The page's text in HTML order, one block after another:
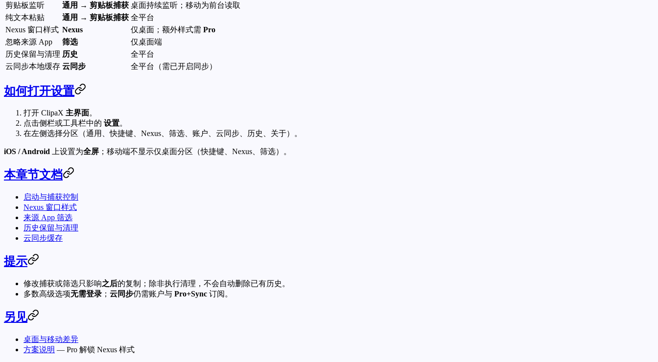
剪贴板监听
通用 → 剪贴板捕获 桌面持续监听；移动为前台读取
纯文本粘贴
通用 → 剪贴板捕获 全平台
Nexus 窗口样式 Nexus 仅桌面；额外样式需 Pro
忽略来源 App
筛选
仅桌面端
历史保留与清理 历史
全平台
云同步本地缓存 云同步 全平台（需已开启同步）
如何打开设置
打开 ClipaX 主界面。
点击侧栏或工具栏中的 设置。
在左侧选择分区（通用、快捷键、Nexus、筛选、账户、云同步、历史、关于）。
iOS / Android 上设置为全屏 ；移动端不显示仅桌面分区（快捷键、Nexus、筛选）。
本章节文档
启动与捕获控制
Nexus 窗口样式
来源 App 筛选
历史保留与清理
云同步缓存
提示
修改捕获或筛选只影响之后的复制；除非执行清理，不会自动删除已有历史。
多数高级选项无需登录 ； 云同步仍需账户与 Pro+Sync 订阅。
另见
桌面与移动差异
方案说明 — Pro 解锁 Nexus 样式